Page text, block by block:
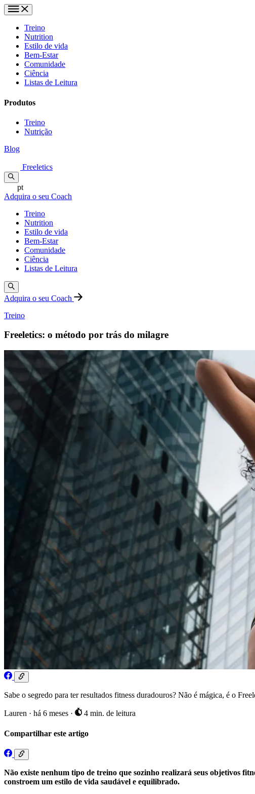
Treino
Nutrition
Estilo de vida
Bem-Estar
Comunidade
Ciência
Listas de Leitura
Produtos
Treino
Nutrição
Blog
Freeletics
pt
Adquira o seu Coach
Treino
Nutrition
Estilo de vida
Bem-Estar
Comunidade
Ciência
Listas de Leitura
Adquira o seu Coach
Treino
Freeletics: o método por trás do milagre
Sabe o segredo para ter resultados fitness duradouros? Não é mágica, é o
Lauren · há 6 meses · 4 min. de leitura
Compartilhar este artigo
Não existe nenhum tipo de treino que sozinho realizará seus objetivos
constroem um estilo de vida saudável e equilibrado.